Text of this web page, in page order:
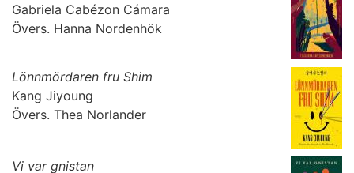
Gabriela Cabézon Cámara
Övers. Hanna Nordenhök
Lönnmördaren fru Shim
Kang Jiyoung
Övers. Thea Norlander
Vi var gnistan